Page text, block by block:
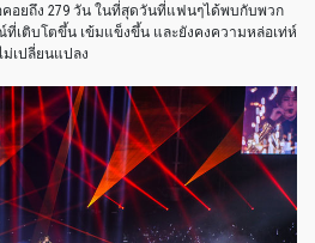
อยถึง 279 วัน ในที่สุดวันที่แฟนๆได้พบกับพวก
เติบโตขึ้น เข้มแข็งขึ้น และยังคงความหล่อเท่ห์
ม่เปลี่ยนแปลง